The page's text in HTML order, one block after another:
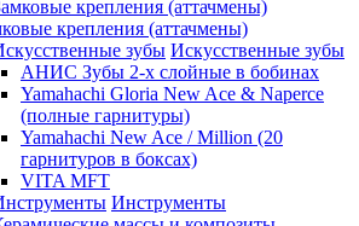
крепления (аттачмены)
Искусственные зубы
АНИС Зубы 2-х слойные в бобинах
Yamahachi Gloria New Ace & Naperce
(полные гарнитуры)
Yamahachi New Ace / Million (20
гарнитуров в боксах)
VITA MFT
Инструменты